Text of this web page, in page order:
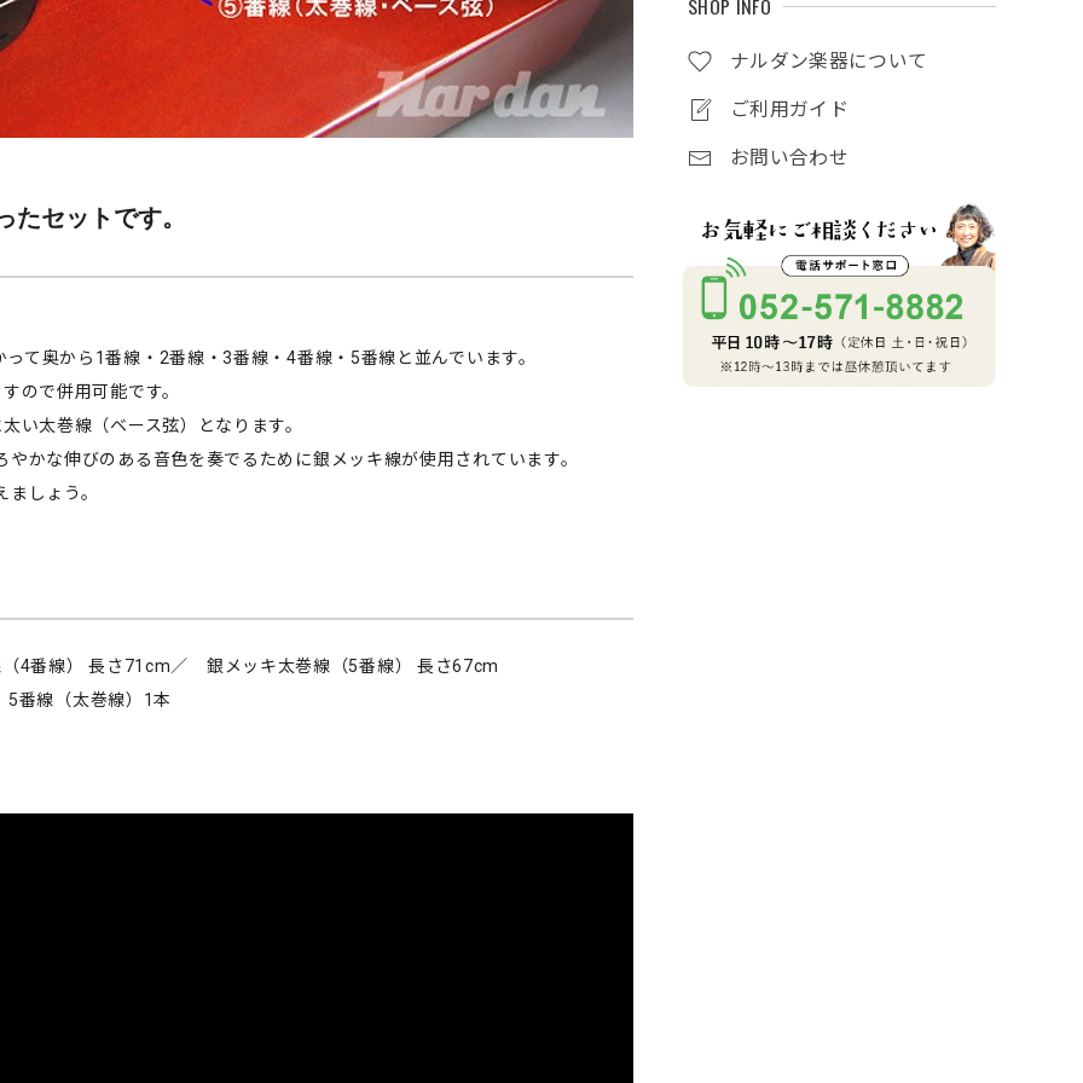
SHOP INFO
ナルダン楽器について
ご利用ガイド
お問い合わせ
セットです。
て奥から1番線・2番線・3番線・4番線・5番線と並んでいます。
ので併用可能です。
い太巻線（ベース弦）となります。
かな伸びのある音色を奏でるために銀メッキ線が使用されています。
しょう。
4番線） 長さ71cm／ 銀メッキ太巻線（5番線） 長さ67cm
番線（太巻線）1本